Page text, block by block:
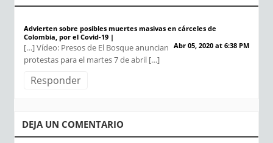
Advierten sobre posibles muertes masivas en cárceles de
Colombia, por el Covid-19 |
Abr 05, 2020 at 6:38 PM
[…] Vídeo: Presos de El Bosque anuncian
protestas para el martes 7 de abril […]
Responder
DEJA UN COMENTARIO